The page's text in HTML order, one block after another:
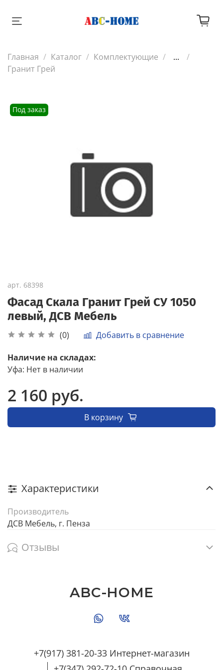
Главная Каталог Комплектующие
...
Гранит Грей
Под заказ
арт. 68398
Фасад Скала Гранит Грей СУ 1050
левый, ДСВ Мебель
(0) Добавить в сравнение
Наличие на складах:
Уфа: Нет в наличии
2 160 руб.
В корзину
Характеристики
Производитель
ДСВ Мебель, г. Пенза
Отзывы
+7(917) 381-20-33 Интернет-магазин
ABC-HOME